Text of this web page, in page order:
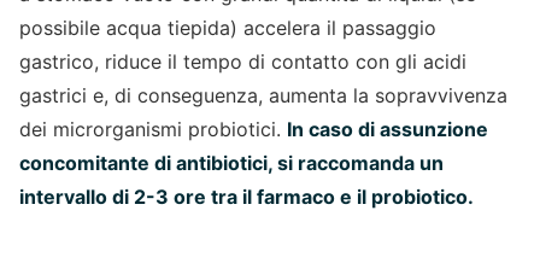
possibile acqua tiepida) accelera il passaggio
gastrico, riduce il tempo di contatto con gli acidi
gastrici e, di conseguenza, aumenta la sopravvivenza
dei microrganismi probiotici. In caso di assunzione
concomitante di antibiotici, si raccomanda un
intervallo di 2-3 ore tra il farmaco e il probiotico.